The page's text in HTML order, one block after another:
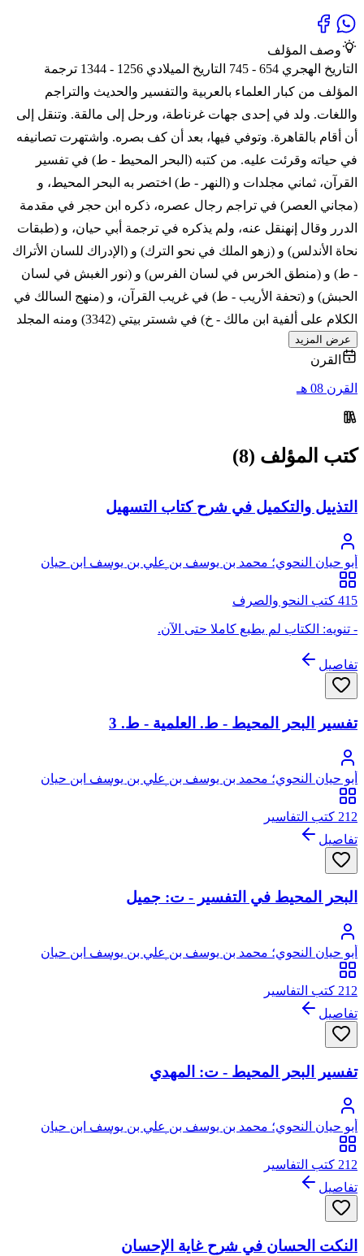
وصف المؤلف
التاريخ الهجري 654 - 745 التاريخ الميلادي 1256 - 1344 ترجمة
المؤلف من كبار العلماء بالعربية والتفسير والحديث والتراجم
واللغات. ولد في إحدى جهات غرناطة، ورحل إلى مالقة. وتنقل إلى
أن أقام بالقاهرة. وتوفي فيها، بعد أن كف بصره. واشتهرت تصانيفه
في حياته وقرئت عليه. من كتبه (البحر المحيط - ط) في تفسير
القرآن، ثماني مجلدات و (النهر - ط) اختصر به البحر المحيط، و
(مجاني العصر) في تراجم رجال عصره، ذكره ابن حجر في مقدمة
الدرر وقال إنهنقل عنه، ولم يذكره في ترجمة أبي حيان، و (طبقات
نحاة الأندلس) و (زهو الملك في نحو الترك) و (الإدراك للسان الأتراك
- ط) و (منطق الخرس في لسان الفرس) و (نور الغبش في لسان
الحبش) و (تحفة الأريب - ط) في غريب القرآن، و (منهج السالك في
الكلام على ألفية ابن مالك - خ) في شستر بيتي (3342) ومنه المجلد
عرض المزيد
القرن
القرن 08 هـ
كتب المؤلف (8)
التذييل والتكميل في شرح كتاب التسهيل
أبو حيان النحوي؛ محمد بن يوسف بن علي بن يوسف ابن حيان
الغرناطي الأندلسي الجياني، النفزي، أثير الدين، أبو حيان
415 كتب النحو والصرف
- تنويه: الكتاب لم يطبع كاملا حتى الآن.
تفاصيل
تفسير البحر المحيط - ط. العلمية - ط. 3
أبو حيان النحوي؛ محمد بن يوسف بن علي بن يوسف ابن حيان
الغرناطي الأندلسي الجياني، النفزي، أثير الدين، أبو حيان
212 كتب التفاسير
تفاصيل
البحر المحيط في التفسير - ت: جميل
أبو حيان النحوي؛ محمد بن يوسف بن علي بن يوسف ابن حيان
الغرناطي الأندلسي الجياني، النفزي، أثير الدين، أبو حيان
212 كتب التفاسير
تفاصيل
تفسير البحر المحيط - ت: المهدي
أبو حيان النحوي؛ محمد بن يوسف بن علي بن يوسف ابن حيان
الغرناطي الأندلسي الجياني، النفزي، أثير الدين، أبو حيان
212 كتب التفاسير
تفاصيل
النكت الحسان في شرح غاية الإحسان